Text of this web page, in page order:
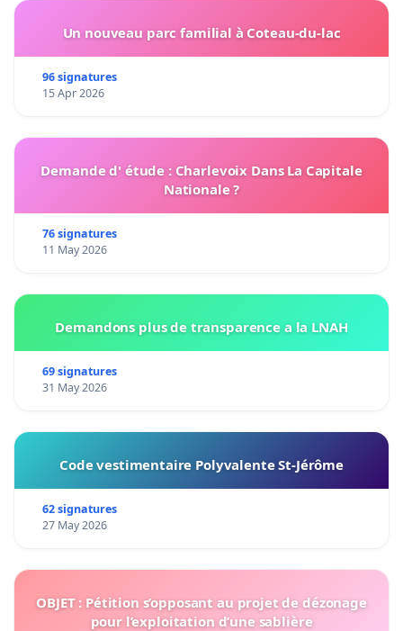
Un nouveau parc familial à Coteau-du-lac
96 signatures
15 Apr 2026
Demande d' étude : Charlevoix Dans La Capitale
Nationale ?
76 signatures
11 May 2026
Demandons plus de transparence a la LNAH
69 signatures
31 May 2026
Code vestimentaire Polyvalente St-Jérôme
62 signatures
27 May 2026
OBJET : Pétition s’opposant au projet de dézonage
pour l’exploitation d’une sablière